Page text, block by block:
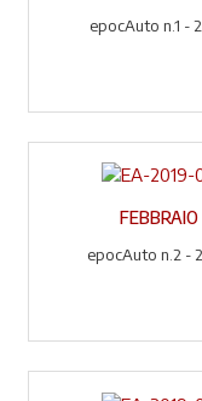
epocAuto n.1 -
FEBBRAIO
epocAuto n.2 -